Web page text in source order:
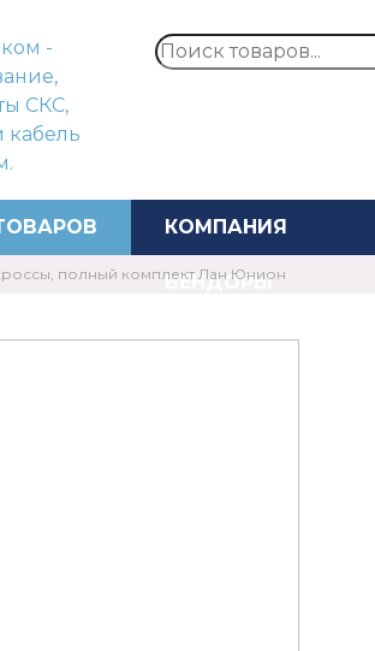
КОМПАНИЯ
ВЕНДОРЫ
⚡️АКЦИИ
полный комплект Лан Юнион